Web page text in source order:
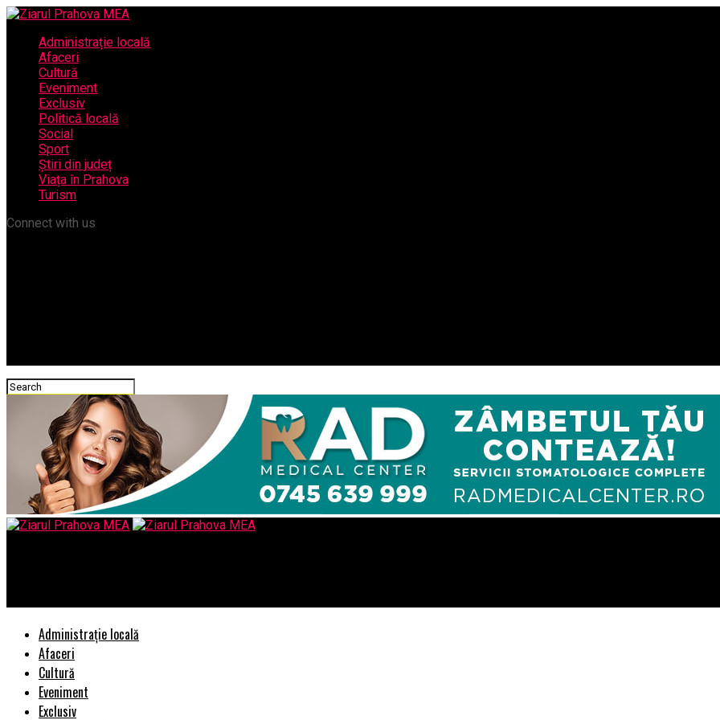
Administrație locală
Afaceri
Cultură
Eveniment
Exclusiv
Politică locală
Social
Sport
Știri din județ
Viața în Prahova
Turism
Connect with us
Administrație locală
Afaceri
Cultură
Eveniment
Exclusiv